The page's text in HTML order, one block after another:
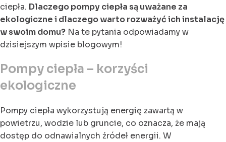
ciepła. Dlaczego pompy ciepła są uważane za
ekologiczne i dlaczego warto rozważyć ich instalację
w swoim domu? Na te pytania odpowiadamy w
dzisiejszym wpisie blogowym!
Pompy ciepła – korzyści
ekologiczne
Pompy ciepła wykorzystują energię zawartą w
powietrzu, wodzie lub gruncie, co oznacza, że mają
dostęp do odnawialnych źródeł energii. W